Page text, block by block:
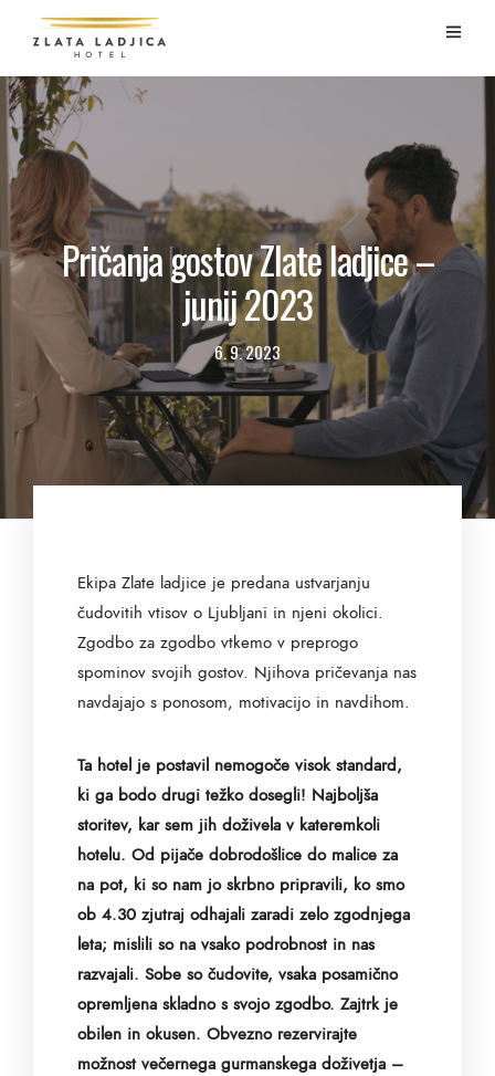
Pričanja gostov Zlate ladjice –
junij 2023
6. 9. 2023
Ekipa Zlate ladjice je predana ustvarjanju
čudovitih vtisov o Ljubljani in njeni okolici.
Zgodbo za zgodbo vtkemo v preprogo
spominov svojih gostov. Njihova pričevanja nas
navdajajo s ponosom, motivacijo in navdihom.
Ta hotel je postavil nemogoče visok standard,
ki ga bodo drugi težko dosegli! Najboljša
storitev, kar sem jih doživela v kateremkoli
hotelu. Od pijače dobrodošlice do malice za
na pot, ki so nam jo skrbno pripravili, ko smo
ob 4.30 zjutraj odhajali zaradi zelo zgodnjega
leta; mislili so na vsako podrobnost in nas
razvajali. Sobe so čudovite, vsaka posamično
opremljena skladno s svojo zgodbo. Zajtrk je
obilen in okusen. Obvezno rezervirajte
možnost večernega gurmanskega doživetja –